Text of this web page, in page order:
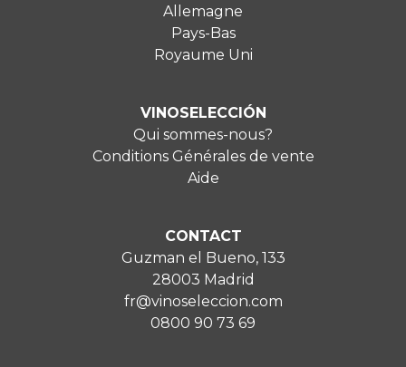
Allemagne
Pays-Bas
Royaume Uni
VINOSELECCIÓN
Qui sommes-nous?
Conditions Générales de vente
Aide
CONTACT
Guzman el Bueno, 133
28003 Madrid
fr@vinoseleccion.com
0800 90 73 69